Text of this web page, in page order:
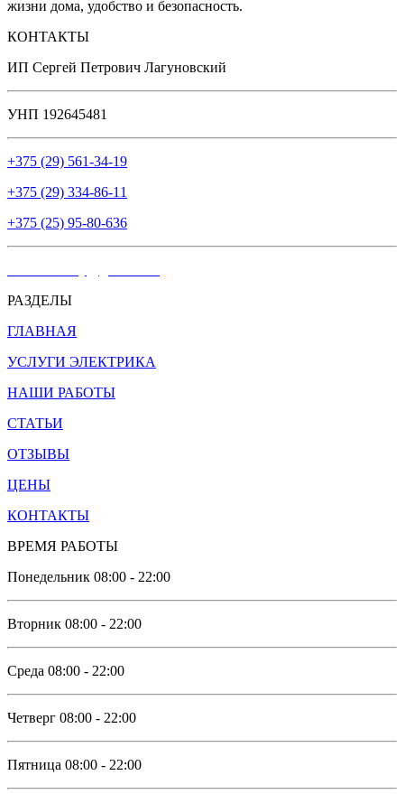
жизни дома, удобство и безопасность.
КОНТАКТЫ
ИП Сергей Петрович Лагуновский
УНП 192645481
+375 (29) 561-34-19
+375 (29) 334-86-11
+375 (25) 95-80-636
РАЗДЕЛЫ
ГЛАВНАЯ
УСЛУГИ ЭЛЕКТРИКА
НАШИ РАБОТЫ
СТАТЬИ
ОТЗЫВЫ
ЦЕНЫ
КОНТАКТЫ
ВРЕМЯ РАБОТЫ
Понедельник 08:00 - 22:00
Вторник 08:00 - 22:00
Среда 08:00 - 22:00
Четверг 08:00 - 22:00
Пятница 08:00 - 22:00